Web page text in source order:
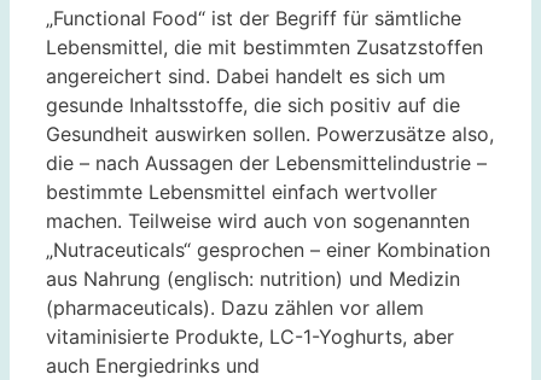
„Functional Food“ ist der Begriff für sämtliche
Lebensmittel, die mit bestimmten Zusatzstoffen
angereichert sind. Dabei handelt es sich um
gesunde Inhaltsstoffe, die sich positiv auf die
Gesundheit auswirken sollen. Powerzusätze also,
die – nach Aussagen der Lebensmittelindustrie –
bestimmte Lebensmittel einfach wertvoller
machen. Teilweise wird auch von sogenannten
„Nutraceuticals“ gesprochen – einer Kombination
aus Nahrung (englisch: nutrition) und Medizin
(pharmaceuticals). Dazu zählen vor allem
vitaminisierte Produkte, LC-1-Yoghurts, aber
auch Energiedrinks und